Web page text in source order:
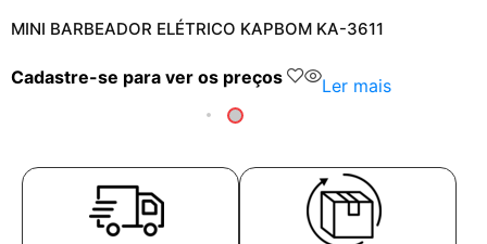
MINI BARBEADOR ELÉTRICO KAPBOM KA-3611
Cadastre-se para ver os preços Ler mais